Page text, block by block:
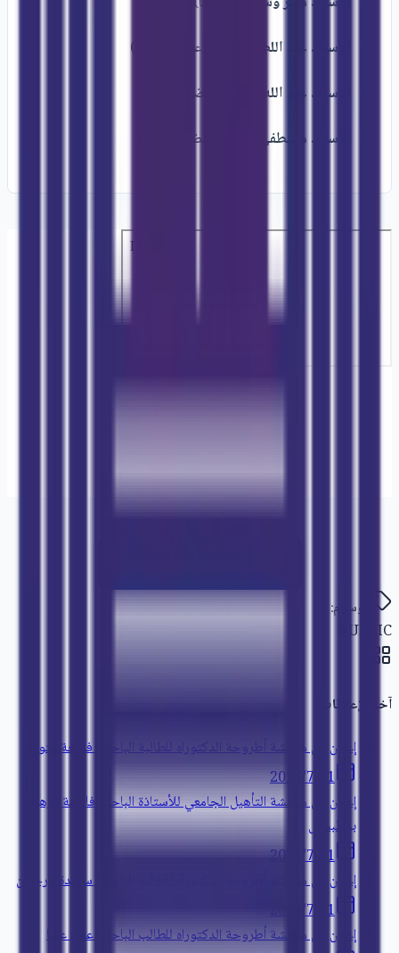
الأستاذ عبد اللطيف مكان
(عضوا ومقررا)
الأستاذ عبد الله الهلالي
(عضوا ومقررا)
الأستاذ مصطفى الويزي
(عضوا ومقررا)
الوسوم:
PUBLIC
آخر الإعلانات
إعلان عن مناقشة أطروحة الدكتوراه للطالبة الباحثة: فاتحة متوكل
21‏/7‏/2026
إعلان عن مناقشة التأهيل الجامعي للأستاذة الباحثة فاطمة الزهراء
بوطبسيل
21‏/7‏/2026
إعلان عن مناقشة أطروحة الدكتوراه للطالبة الباحثة: سعيدة ورحمان
21‏/7‏/2026
إعلان عن مناقشة أطروحة الدكتوراه للطالب الباحث: عماد عشا